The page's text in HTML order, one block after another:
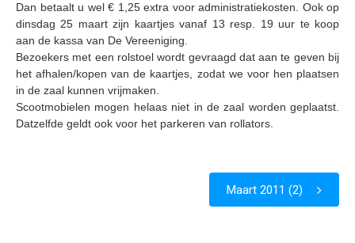
Dan betaalt u wel € 1,25 extra voor administratiekosten. Ook op
dinsdag 25 maart zijn kaartjes vanaf 13 resp. 19 uur te koop
aan de kassa van De Vereeniging.
Bezoekers met een rolstoel wordt gevraagd dat aan te geven bij
het afhalen/kopen van de kaartjes, zodat we voor hen plaatsen
in de zaal kunnen vrijmaken.
Scootmobielen mogen helaas niet in de zaal worden geplaatst.
Datzelfde geldt ook voor het parkeren van rollators.
Maart 2011 (2)